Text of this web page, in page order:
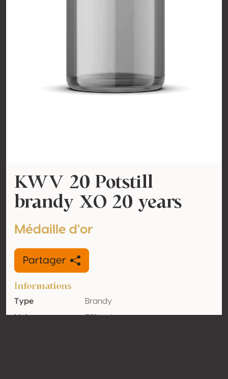
KWV 20 Potstill
brandy XO 20 years
Médaille d'or
Partager
Informations
Type
Brandy
Volume
38% vol